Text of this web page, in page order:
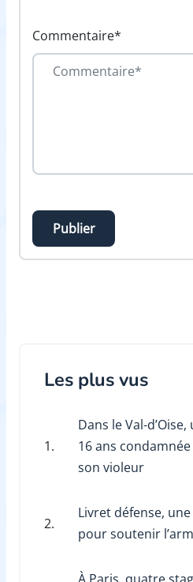
Commentaire*
Publier
Les plus vus
1.
Dans le Val-
16 ans
son violeur
2.
Livret défense,
pour soutenir